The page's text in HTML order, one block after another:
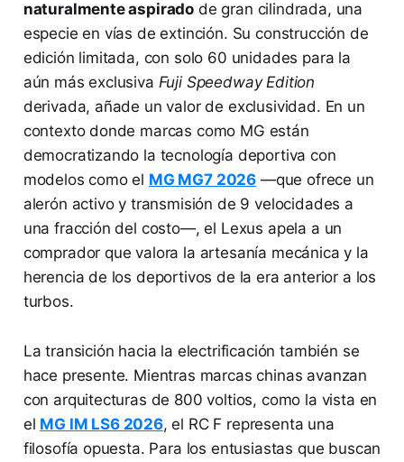
naturalmente aspirado de gran cilindrada, una
especie en vías de extinción. Su construcción de
edición limitada, con solo 60 unidades para la
aún más exclusiva Fuji Speedway Edition
derivada, añade un valor de exclusividad. En un
contexto donde marcas como MG están
democratizando la tecnología deportiva con
modelos como el MG MG7 2026 —que ofrece un
alerón activo y transmisión de 9 velocidades a
una fracción del costo—, el Lexus apela a un
comprador que valora la artesanía mecánica y la
herencia de los deportivos de la era anterior a los
turbos.
La transición hacia la electrificación también se
hace presente. Mientras marcas chinas avanzan
con arquitecturas de 800 voltios, como la vista en
el MG IM LS6 2026, el RC F representa una
filosofía opuesta. Para los entusiastas que buscan